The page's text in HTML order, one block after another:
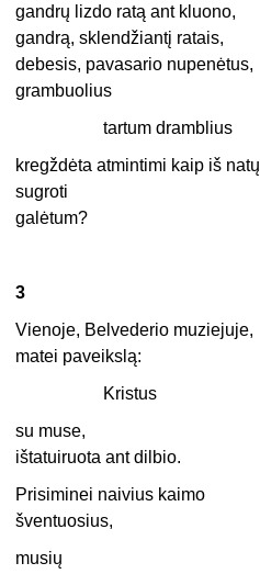
gandrų lizdo ratą ant kluono,
gandrą, sklendžiantį ratais,
debesis, pavasario nupenėtus,
grambuolius
tartum dramblius
kregždėta atmintimi kaip iš natų
sugroti
galėtum?
3
Vienoje, Belvederio muziejuje,
matei paveikslą:
Kristus
su muse,
ištatuiruota ant dilbio.
Prisiminei naivius kaimo
šventuosius,
musių